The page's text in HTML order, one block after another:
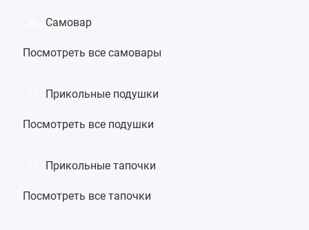
Самовар
Посмотреть все самовары
Прикольные подушки
Посмотреть все подушки
Прикольные тапочки
Посмотреть все тапочки